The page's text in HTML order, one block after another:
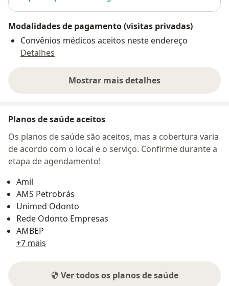
Modalidades de pagamento (visitas privadas)
Convênios médicos aceitos neste endereço
Detalhes
Mostrar mais detalhes
sobre o endereço
Planos de saúde aceitos
Os planos de saúde são aceitos, mas a cobertura varia
de acordo com o local e o serviço. Confirme durante a
etapa de agendamento!
Amil
AMS Petrobrás
Unimed Odonto
Rede Odonto Empresas
AMBEP
+7 mais
Ver todos os planos de saúde